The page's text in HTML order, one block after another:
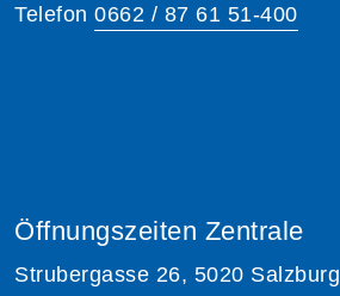
Telefon 0662 / 87 61 51-400
Öffnungszeiten Zentrale
Strubergasse 26, 5020 Salzburg